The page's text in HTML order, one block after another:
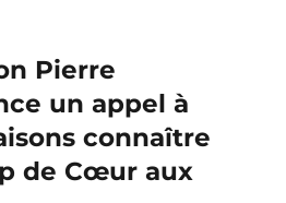
Pierre
un appel à
connaître
de Cœur aux